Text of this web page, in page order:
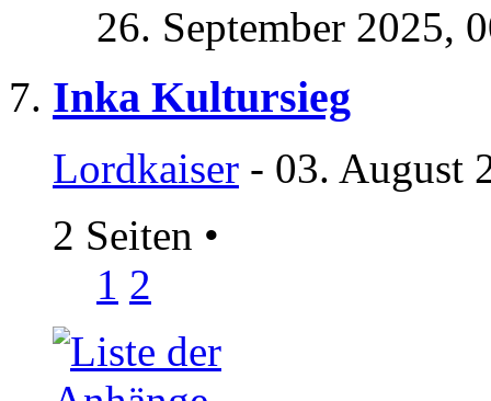
26. September 2025,
Inka Kultursieg
Lordkaiser - 03. August
2 Seiten •
1 2